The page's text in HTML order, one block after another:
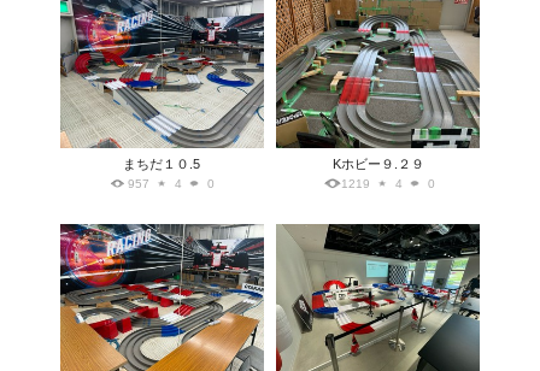
まちだ１０.5
957 4 0
Kホビー９.２９
1219 4 0